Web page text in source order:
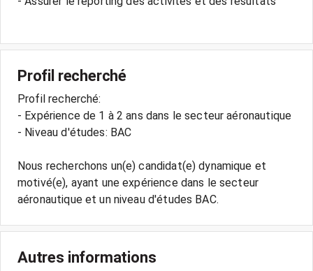
Profil recherché
Profil recherché:
- Expérience de 1 à 2 ans dans le secteur aéronautique
- Niveau d'études: BAC
Nous recherchons un(e) candidat(e) dynamique et
motivé(e), ayant une expérience dans le secteur
Autres informations